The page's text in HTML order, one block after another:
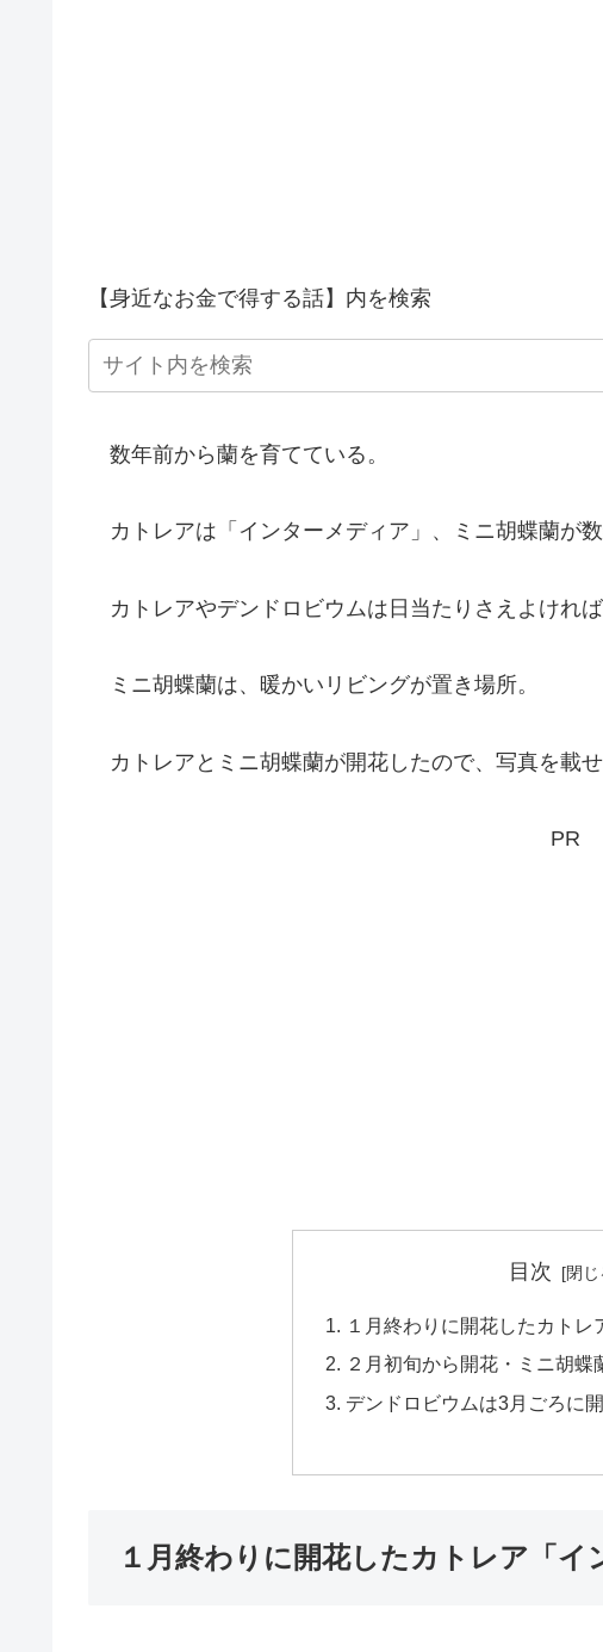
【身近なお金で得する話】内を検索
数年前から蘭を育てている。
カトレアは「インターメディア」、ミニ胡蝶蘭が数
カトレアやデンドロビウムは日当たりさえよければ
ミニ胡蝶蘭は、暖かいリビングが置き場所。
カトレアとミニ胡蝶蘭が開花したので、写真を載せ
PR
目次
１月終わりに開花したカトレ
２月初旬から開花・ミニ胡蝶
デンドロビウムは3月ごろに
１月終わりに開花したカトレア「イ